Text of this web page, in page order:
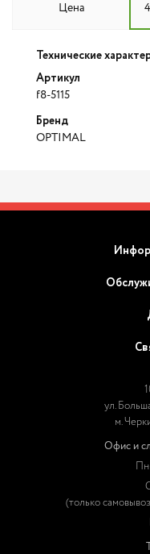
Цена
Технические
Артикул
f8-5115
Бренд
OPTIMAL
ул.
м.
Офис и
(только